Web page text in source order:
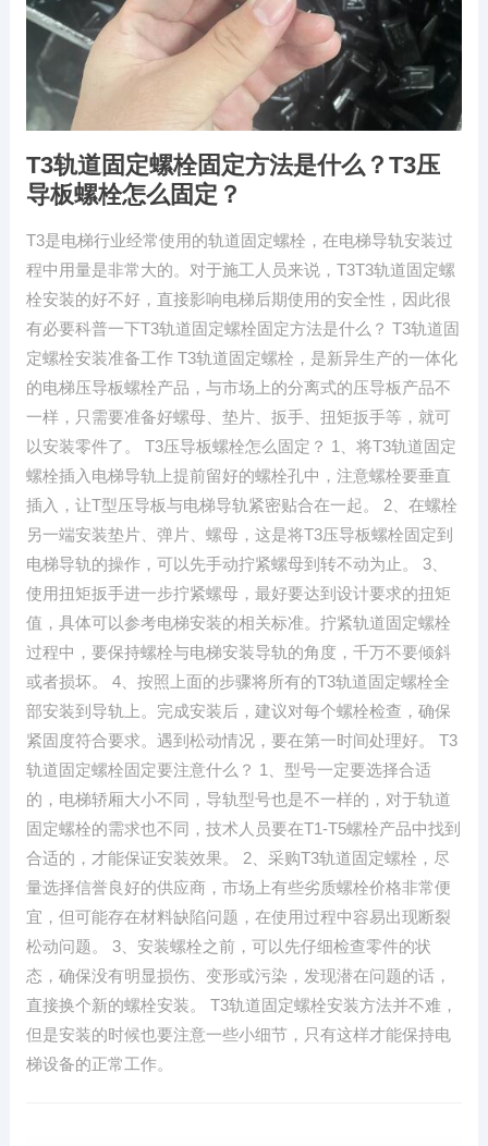
T3轨道固定螺栓固定方法是什么？T3压
导板螺栓怎么固定？
T3是电梯行业经常使用的轨道固定螺栓，在电梯导轨安装过
程中用量是非常大的。对于施工人员来说，T3T3轨道固定螺
栓安装的好不好，直接影响电梯后期使用的安全性，因此很
有必要科普一下T3轨道固定螺栓固定方法是什么？ T3轨道固
定螺栓安装准备工作 T3轨道固定螺栓，是新异生产的一体化
的电梯压导板螺栓产品，与市场上的分离式的压导板产品不
一样，只需要准备好螺母、垫片、扳手、扭矩扳手等，就可
以安装零件了。 T3压导板螺栓怎么固定？ 1、将T3轨道固定
螺栓插入电梯导轨上提前留好的螺栓孔中，注意螺栓要垂直
插入，让T型压导板与电梯导轨紧密贴合在一起。 2、在螺栓
另一端安装垫片、弹片、螺母，这是将T3压导板螺栓固定到
电梯导轨的操作，可以先手动拧紧螺母到转不动为止。 3、
使用扭矩扳手进一步拧紧螺母，最好要达到设计要求的扭矩
值，具体可以参考电梯安装的相关标准。拧紧轨道固定螺栓
过程中，要保持螺栓与电梯安装导轨的角度，千万不要倾斜
或者损坏。 4、按照上面的步骤将所有的T3轨道固定螺栓全
部安装到导轨上。完成安装后，建议对每个螺栓检查，确保
紧固度符合要求。遇到松动情况，要在第一时间处理好。 T3
轨道固定螺栓固定要注意什么？ 1、型号一定要选择合适
的，电梯轿厢大小不同，导轨型号也是不一样的，对于轨道
固定螺栓的需求也不同，技术人员要在T1-T5螺栓产品中找到
合适的，才能保证安装效果。 2、采购T3轨道固定螺栓，尽
量选择信誉良好的供应商，市场上有些劣质螺栓价格非常便
宜，但可能存在材料缺陷问题，在使用过程中容易出现断裂
松动问题。 3、安装螺栓之前，可以先仔细检查零件的状
态，确保没有明显损伤、变形或污染，发现潜在问题的话，
直接换个新的螺栓安装。 T3轨道固定螺栓安装方法并不难，
但是安装的时候也要注意一些小细节，只有这样才能保持电
梯设备的正常工作。